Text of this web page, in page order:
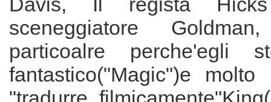
sceneggiatore
particoalre perche'egli
fantastico("Magic")e